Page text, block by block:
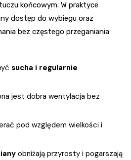
końcowym. W praktyce
dostęp do wybiegu oraz
bez częstego przeganiania
sucha i regularnie
jest dobra wentylacja bez
pod względem wielkości i
obniżają przyrosty i pogarszają